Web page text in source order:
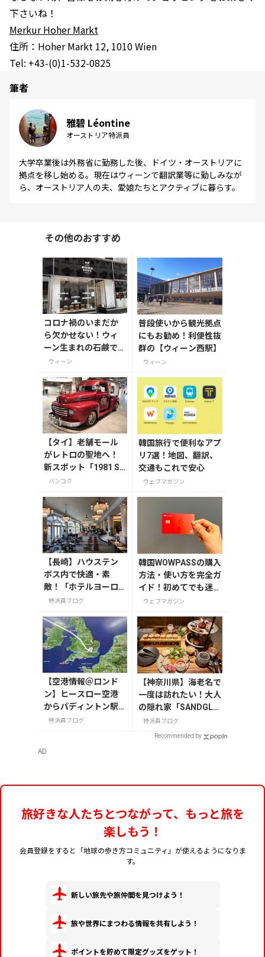
下さいね！
Merkur Hoher Markt
住所：Hoher Markt 12, 1010 Wien
Tel: +43-(0)1-532-0825
筆者
雅碧 Léontine
オーストリア特派員
大学卒業後は外務省に勤務した後、ドイツ・オーストリアに
拠点を移し始める。現在はウィーンで翻訳業等に勤しみなが
ら、オーストリア人の夫、愛娘たちとアクティブに暮らす。
その他のおすすめ
コロナ禍のいまだか
ら欠かせない！ウィ
ーン生まれの石鹸で
毎日清潔に！
ウィーン
普段使いから観光拠点
にもお勧め！利便性抜
群の【ウィーン西駅】
ウィーン
【タイ】老舗モール
がレトロの聖地へ！
新スポット「1981 So
ul & Sold」を歩いて
バンコク
韓国旅行で便利なアプ
リ7選！地図、翻訳、
交通もこれで安心
ウェブマガジン
【長崎】ハウステン
ボス内で快適・素
敵！「ホテルヨーロ
ッパ」
特派員ブログ
韓国WOWPASSの購入
方法・使い方を完全ガ
イド！初めてでも迷わ
ない
ウェブマガジン
【空港情報＠ロンド
ン】ヒースロー空港
からパディントン駅
まで！入国から市内
特派員ブログ
【神奈川県】海老名で
一度は訪れたい！大人
の隠れ家「SANDGLA
SS 熾火」で味わうア
フタヌーンティー
特派員ブログ
Recommended by
AD
旅好きな人たちとつながって、もっと旅を
楽しもう！
会員登録をすると「地球の歩き方コミュニティ」が使えるようになりま
す。
新しい旅先や旅仲間を見つけよう！
旅や世界にまつわる情報を共有しよう！
ポイントを貯めて限定グッズをゲット！